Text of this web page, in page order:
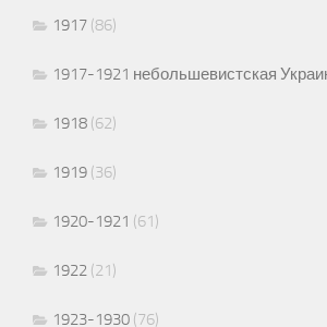
1917 (86)
1917-1921 небольшевистская
1918 (62)
1919 (36)
1920-1921 (61)
1922 (21)
1923-1930 (76)